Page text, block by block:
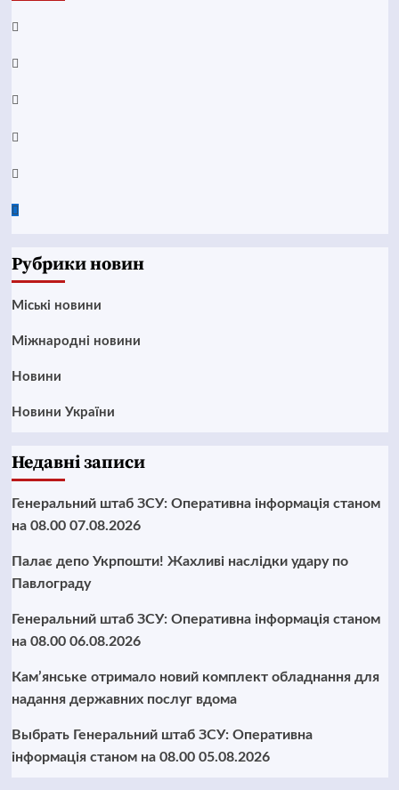
Facebook
YouTube
Telegram
Instagram
Twitter
Google
Рубрики новин
Mіські новини
Міжнародні новини
Новини
Новини України
Недавні записи
Генеральний штаб ЗСУ: Оперативна інформація станом
на 08.00 07.08.2026
Палає депо Укрпошти! Жахливі наслідки удару по
Павлограду
Генеральний штаб ЗСУ: Оперативна інформація станом
на 08.00 06.08.2026
Кам’янське отримало новий комплект обладнання для
надання державних послуг вдома
Выбрать Генеральний штаб ЗСУ: Оперативна
інформація станом на 08.00 05.08.2026